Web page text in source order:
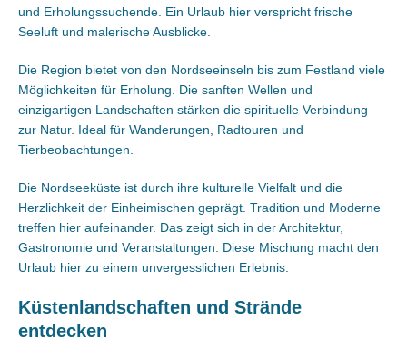
und Erholungssuchende. Ein Urlaub hier verspricht frische
Seeluft und malerische Ausblicke.
Die Region bietet von den Nordseeinseln bis zum Festland viele
Möglichkeiten für Erholung. Die sanften Wellen und
einzigartigen Landschaften stärken die spirituelle Verbindung
zur Natur. Ideal für Wanderungen, Radtouren und
Tierbeobachtungen.
Die Nordseeküste ist durch ihre kulturelle Vielfalt und die
Herzlichkeit der Einheimischen geprägt. Tradition und Moderne
treffen hier aufeinander. Das zeigt sich in der Architektur,
Gastronomie und Veranstaltungen. Diese Mischung macht den
Urlaub hier zu einem unvergesslichen Erlebnis.
Küstenlandschaften und Strände
entdecken